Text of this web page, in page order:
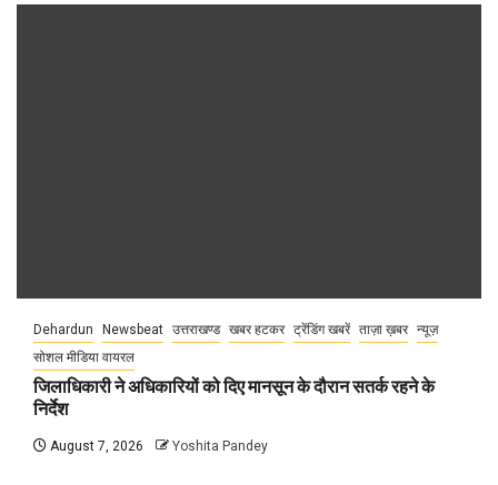
Dehardun Newsbeat उत्तराखण्ड खबर हटकर ट्रेंडिंग खबरें ताज़ा ख़बर न्यूज़
सोशल मीडिया वायरल
जिलाधिकारी ने अधिकारियों को दिए मानसून के दौरान सतर्क रहने के
निर्देश
August 7, 2026 Yoshita Pandey